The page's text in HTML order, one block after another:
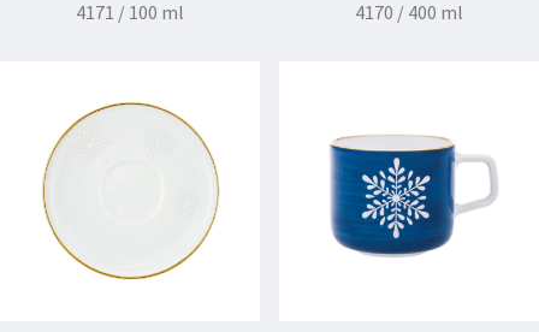
4171 / 100 ml 4170 / 400 ml